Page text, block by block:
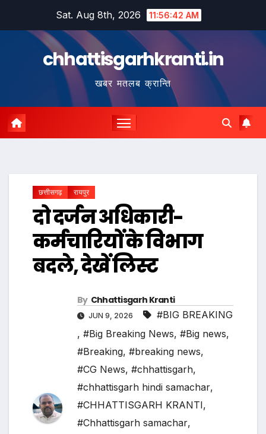
Sat. Aug 8th, 2026 11:56:43 AM
chhattisgarhkranti.in
खबर मतलब क्रान्ति
छत्तीसगढ़ रायपुर
दो दर्जन अधिकारी-
कर्मचारियों के विभाग
बदले, देखें लिस्ट
By Chhattisgarh Kranti
JUN 9, 2026
#BIG BREAKING
, #Big Breaking News, #Big news,
#Breaking, #breaking news,
#CG News, #chhattisgarh,
#chhattisgarh hindi samachar,
#CHHATTISGARH KRANTI,
#Chhattisgarh samachar,